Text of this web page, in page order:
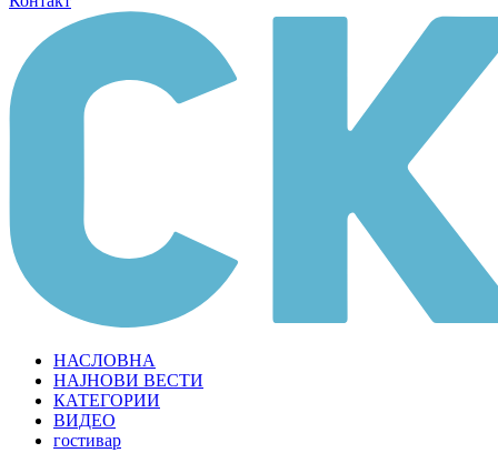
НАСЛОВНА
НАЈНОВИ ВЕСТИ
КАТЕГОРИИ
ВИДЕО
гостивар